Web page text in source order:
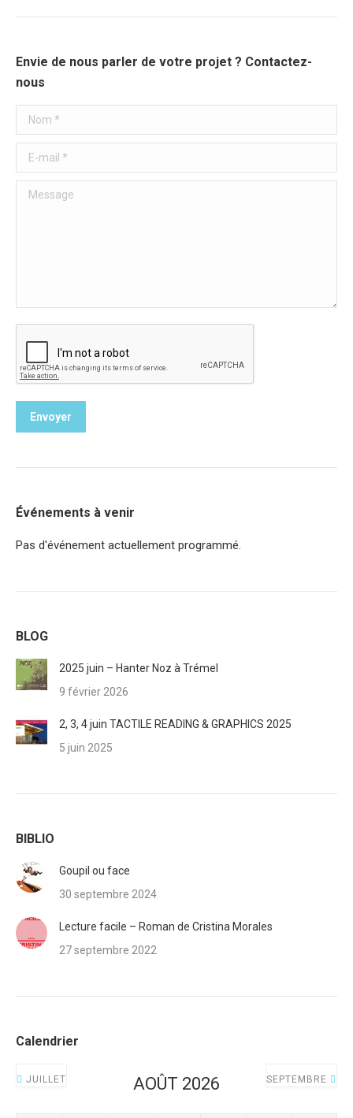
Envie de nous parler de votre projet ? Contactez-
nous
Nom *
E-mail *
Message
Envoyer
Événements à venir
Pas d'événement actuellement programmé.
BLOG
2025 juin – Hanter Noz à Trémel
9 février 2026
2, 3, 4 juin TACTILE READING & GRAPHICS 2025
5 juin 2025
BIBLIO
Goupil ou face
30 septembre 2024
Lecture facile – Roman de Cristina Morales
27 septembre 2022
Calendrier
JUILLET AOÛT 2026 SEPTEMBRE